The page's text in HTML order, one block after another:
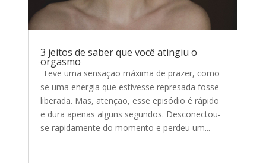
3 jeitos de saber que você atingiu o
orgasmo
Teve uma sensação máxima de prazer, como
se uma energia que estivesse represada fosse
liberada. Mas, atenção, esse episódio é rápido
e dura apenas alguns segundos. Desconectou-
se rapidamente do momento e perdeu um...